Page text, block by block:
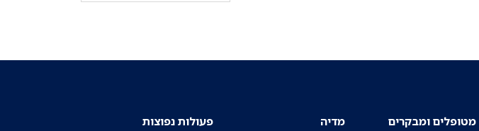
מטופלים ומבקרים מדיה פעולות נפוצות